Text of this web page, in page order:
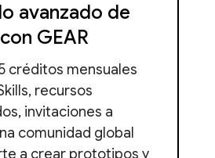
avanzado de
GEAR
créditos mensuales
recursos
invitaciones a
comunidad global
a crear prototipos y